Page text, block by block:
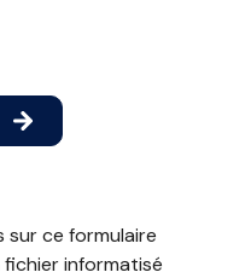
sur ce formulaire
informatisé